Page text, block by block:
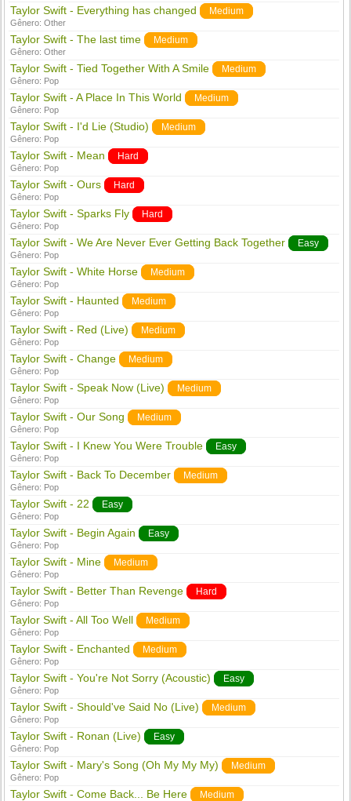
Taylor Swift - Everything has changed Medium
Gênero:Other
Taylor Swift - The last time Medium
Gênero:Other
Taylor Swift - Tied Together With A Smile Medium
Gênero: Pop
Taylor Swift - A Place In This World Medium
Gênero: Pop
Taylor Swift - I'd Lie (Studio) Medium
Gênero: Pop
Taylor Swift - Mean Hard
Gênero: Pop
Taylor Swift - Ours Hard
Gênero: Pop
Taylor Swift - Sparks Fly Hard
Gênero: Pop
Taylor Swift - We Are Never Ever Getting Back Together Easy
Gênero: Pop
Taylor Swift - White Horse Medium
Gênero: Pop
Taylor Swift - Haunted Medium
Gênero: Pop
Taylor Swift - Red (Live) Medium
Gênero: Pop
Taylor Swift - Change Medium
Gênero: Pop
Taylor Swift - Speak Now (Live) Medium
Gênero: Pop
Taylor Swift - Our Song Medium
Gênero: Pop
Taylor Swift - I Knew You Were Trouble Easy
Gênero: Pop
Taylor Swift - Back To December Medium
Gênero: Pop
Taylor Swift - 22 Easy
Gênero: Pop
Taylor Swift - Begin Again Easy
Gênero: Pop
Taylor Swift - Mine Medium
Gênero: Pop
Taylor Swift - Better Than Revenge Hard
Gênero: Pop
Taylor Swift - All Too Well Medium
Gênero: Pop
Taylor Swift - Enchanted Medium
Gênero: Pop
Taylor Swift - You're Not Sorry (Acoustic) Easy
Gênero: Pop
Taylor Swift - Should've Said No (Live) Medium
Gênero: Pop
Taylor Swift - Ronan (Live) Easy
Gênero: Pop
Taylor Swift - Mary's Song (Oh My My My) Medium
Gênero: Pop
Taylor Swift - Come Back... Be Here Medium